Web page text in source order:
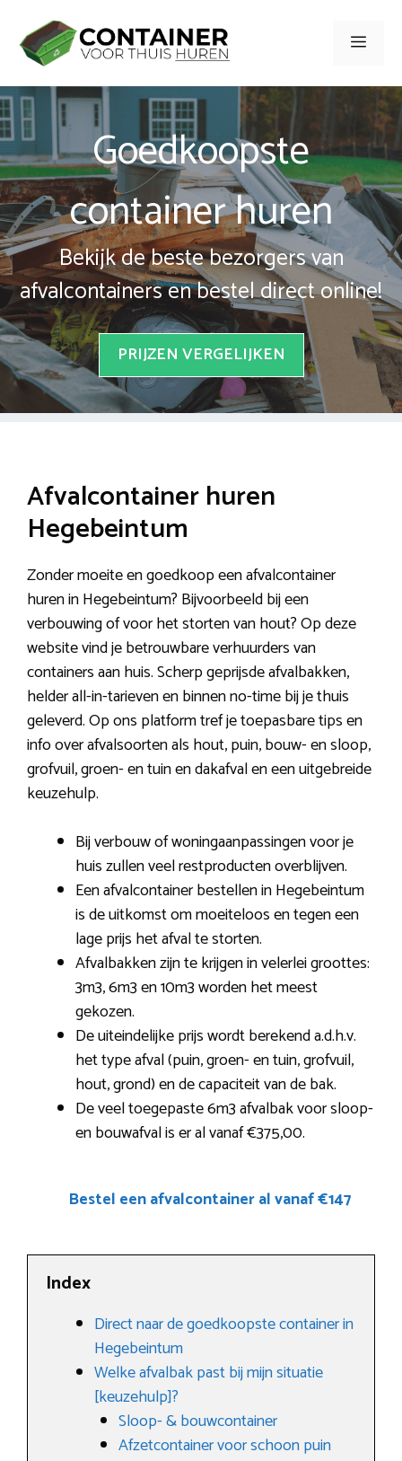
naar
inhoud
Menu
Goedkoopste
container huren
Bekijk de beste bezorgers van
afvalcontainers en bestel direct online!
PRIJZEN VERGELIJKEN
Afvalcontainer huren
Hegebeintum
Zonder moeite en goedkoop een afvalcontainer
huren in Hegebeintum? Bijvoorbeeld bij een
verbouwing of voor het storten van hout? Op deze
website vind je betrouwbare verhuurders van
containers aan huis. Scherp geprijsde afvalbakken,
helder all-in-tarieven en binnen no-time bij je thuis
geleverd. Op ons platform tref je toepasbare tips en
info over afvalsoorten als hout, puin, bouw- en sloop,
grofvuil, groen- en tuin en dakafval en een uitgebreide
keuzehulp.
Bij verbouw of woningaanpassingen voor je
huis zullen veel restproducten overblijven.
Een afvalcontainer bestellen in Hegebeintum
is de uitkomst om moeiteloos en tegen een
lage prijs het afval te storten.
Afvalbakken zijn te krijgen in velerlei groottes:
3m3, 6m3 en 10m3 worden het meest
gekozen.
De uiteindelijke prijs wordt berekend a.d.h.v.
het type afval (puin, groen- en tuin, grofvuil,
hout, grond) en de capaciteit van de bak.
De veel toegepaste 6m3 afvalbak voor sloop-
en bouwafval is er al vanaf €375,00.
Bestel een afvalcontainer al vanaf €147
Index
Direct naar de goedkoopste container in
Hegebeintum
Welke afvalbak past bij mijn situatie
[keuzehulp]?
Sloop- & bouwcontainer
Afzetcontainer voor schoon puin